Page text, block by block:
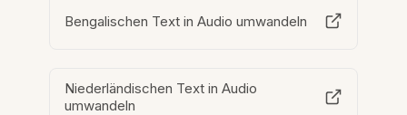
Bengalischen Text in Audio umwandeln
Niederländischen Text in Audio
umwandeln